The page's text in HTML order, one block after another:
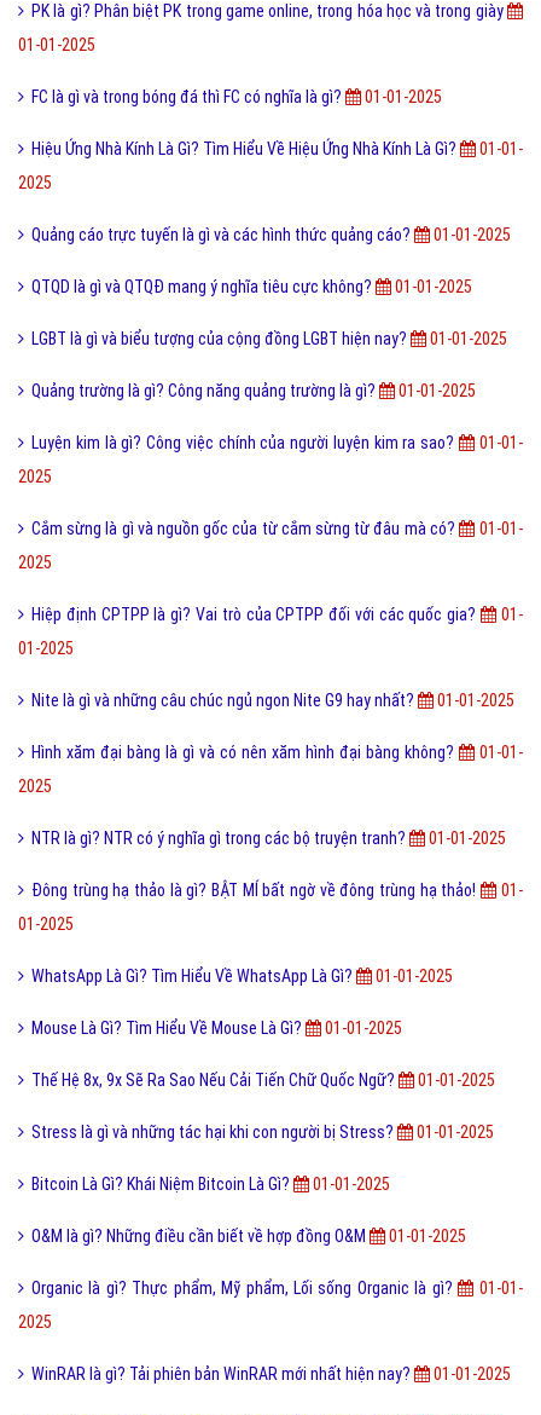
PK là gì? Phân biệt PK trong game online, trong hóa học và trong giày
01-01-2025
FC là gì và trong bóng đá thì FC có nghĩa là gì? 01-01-2025
Hiệu Ứng Nhà Kính Là Gì? Tìm Hiểu Về Hiệu Ứng Nhà Kính Là Gì?
01-01-
2025
Quảng cáo trực tuyến là gì và các hình thức quảng cáo? 01-01-2025
QTQD là gì và QTQĐ mang ý nghĩa tiêu cực không? 01-01-2025
LGBT là gì và biểu tượng của cộng đồng LGBT hiện nay? 01-01-2025
Quảng trường là gì? Công năng quảng trường là gì? 01-01-2025
Luyện kim là gì? Công việc chính của người luyện kim ra sao?
01-01-
2025
Cắm sừng là gì và nguồn gốc của từ cắm sừng từ đâu mà có?
01-01-
2025
Hiệp định CPTPP là gì? Vai trò của CPTPP đối với các quốc gia?
01-
01-2025
Nite là gì và những câu chúc ngủ ngon Nite G9 hay nhất? 01-01-2025
Hình xăm đại bàng là gì và có nên xăm hình đại bàng không?
01-01-
2025
NTR là gì? NTR có ý nghĩa gì trong các bộ truyện tranh? 01-01-2025
Đông trùng hạ thảo là gì? BẬT MÍ bất ngờ về đông trùng hạ thảo!
01-
01-2025
WhatsApp Là Gì? Tìm Hiểu Về WhatsApp Là Gì? 01-01-2025
Mouse Là Gì? Tìm Hiểu Về Mouse Là Gì? 01-01-2025
Thế Hệ 8x, 9x Sẽ Ra Sao Nếu Cải Tiến Chữ Quốc Ngữ? 01-01-2025
Stress là gì và những tác hại khi con người bị Stress? 01-01-2025
Bitcoin Là Gì? Khái Niệm Bitcoin Là Gì? 01-01-2025
O&M là gì? Những điều cần biết về hợp đồng O&M 01-01-2025
Organic là gì? Thực phẩm, Mỹ phẩm, Lối sống Organic là gì?
01-01-
2025
WinRAR là gì? Tải phiên bản WinRAR mới nhất hiện nay? 01-01-2025